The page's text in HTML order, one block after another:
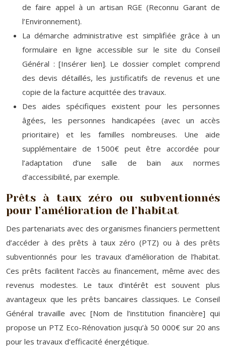
de faire appel à un artisan RGE (Reconnu Garant de
l’Environnement).
La démarche administrative est simplifiée grâce à un
formulaire en ligne accessible sur le site du Conseil
Général : [Insérer lien]. Le dossier complet comprend
des devis détaillés, les justificatifs de revenus et une
copie de la facture acquittée des travaux.
Des aides spécifiques existent pour les personnes
âgées, les personnes handicapées (avec un accès
prioritaire) et les familles nombreuses. Une aide
supplémentaire de 1500€ peut être accordée pour
l’adaptation d’une salle de bain aux normes
d’accessibilité, par exemple.
Prêts à taux zéro ou subventionnés
pour l’amélioration de l’habitat
Des partenariats avec des organismes financiers permettent
d’accéder à des prêts à taux zéro (PTZ) ou à des prêts
subventionnés pour les travaux d’amélioration de l’habitat.
Ces prêts facilitent l’accès au financement, même avec des
revenus modestes. Le taux d’intérêt est souvent plus
avantageux que les prêts bancaires classiques. Le Conseil
Général travaille avec [Nom de l’institution financière] qui
propose un PTZ Eco-Rénovation jusqu’à 50 000€ sur 20 ans
pour les travaux d’efficacité énergétique.